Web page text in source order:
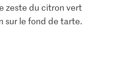
zeste du citron vert
sur le fond de tarte.